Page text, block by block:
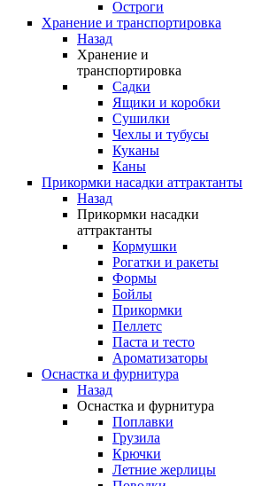
Остроги
Хранение и транспортировка
Назад
Хранение и
транспортировка
Садки
Ящики и коробки
Сушилки
Чехлы и тубусы
Куканы
Каны
Прикормки насадки аттрактанты
Назад
Прикормки насадки
аттрактанты
Кормушки
Рогатки и ракеты
Формы
Бойлы
Прикормки
Пеллетс
Паста и тесто
Ароматизаторы
Оснастка и фурнитура
Назад
Оснастка и фурнитура
Поплавки
Грузила
Крючки
Летние жерлицы